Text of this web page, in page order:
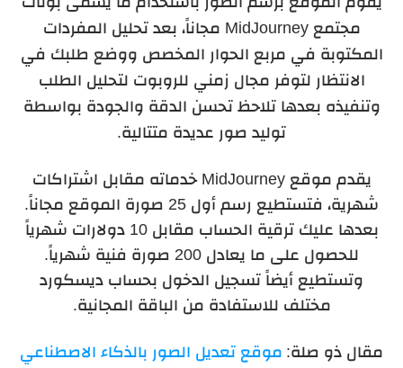
مجتمعMidJourney مجاناً، بعد تحليل المفردات
المكتوبة في مربع الحوار المخصص ووضع طلبك في
الانتظار لتوفر مجال زمني للروبوت لتحليل الطلب
وتنفيذه بعدها تلاحظ تحسن الدقة والجودة بواسطة
توليد صور عديدة متتالية.
يقدم موقعMidJourney خدماته مقابل اشتراكات
شهرية، فتستطيع رسم أول 25 صورة الموقع مجاناً.
بعدها عليك ترقية الحساب مقابل 10 دولارات شهرياً
للحصول على ما يعادل 200 صورة فنية شهرياً.
وتستطيع أيضاً تسجيل الدخول بحساب ديسكورد
مختلف للاستفادة من الباقة المجانية.
مقال ذو صلة: موقع تعديل الصور بالذكاء الاصطناعي